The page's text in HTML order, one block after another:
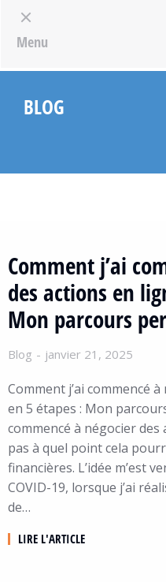
BLOG
Comment j’ai
des actions en
Mon parcours
Blog janvier 21, 2025
Comment j’ai commencé
en 5 étapes : Mon
commencé à négocier des
pas à quel point cela
financières. L’idée m’est
COVID-19, lorsque j’ai
de…
LIRE L'ARTICLE
Menu